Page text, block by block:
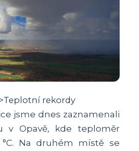
rekordy
jsme dnes zaznamenali
v Opavě, kde teploměr
Na druhém místě se